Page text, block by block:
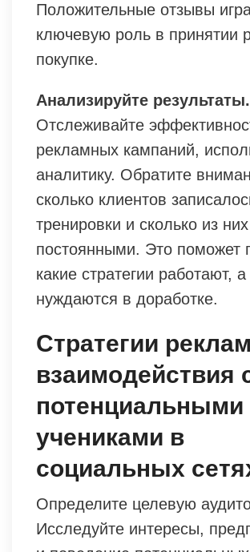
Положительные отзывы
ключевую роль в принятии
покупке.
Анализируйте результаты.
Отслеживайте
рекламных кампаний,
аналитику. Обратите
сколько клиентов
тренировки и сколько из
постоянными. Это поможет
какие стратегии работают, а
нуждаются в доработке.
Стратегии
взаимодействия
потенциальными
учениками в
социальных
Определите целевую
Исследуйте интересы,